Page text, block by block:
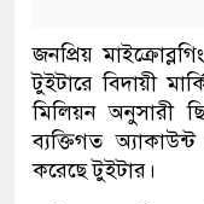
জনপ্রিয়
টুইটারে বিদায়ী
মিলিয়ন অনুসারী
ব্যক্তিগত
করেছে টুইটার।